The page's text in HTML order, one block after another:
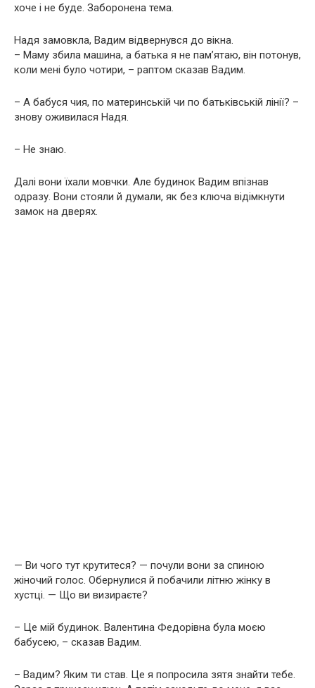
хоче і не буде. Заборонена тема.
Надя замовкла, Вадим відвернувся до вікна.
– Маму збила машина, а батька я не пам’ятаю, він потонув,
коли мені було чотири, – раптом сказав Вадим.
– А бабуся чия, по материнській чи по батьківській лінії? –
знову оживилася Надя.
– Не знаю.
Далі вони їхали мовчки. Але будинок Вадим впізнав
одразу. Вони стояли й думали, як без ключа відімкнути
замок на дверях.
— Ви чого тут крутитеся? — почули вони за спиною
жіночий голос. Обернулися й побачили літню жінку в
хустці. — Що ви визираєте?
– Це мій будинок. Валентина Федорівна була моєю
бабусею, – сказав Вадим.
– Вадим? Яким ти став. Це я попросила зятя знайти тебе.